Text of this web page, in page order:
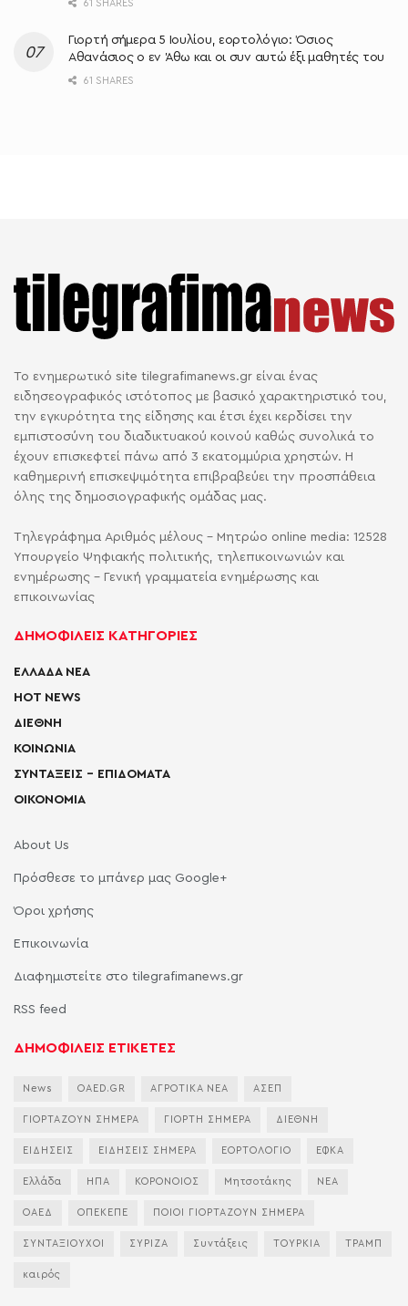
61 SHARES
Γιορτή σήμερα 5 Ιουλίου, εορτολόγιο: Όσιος
Αθανάσιος ο εν Άθω και οι συν αυτώ έξι μαθητές του
61 SHARES
Το ενημερωτικό site tilegrafimanews.gr είναι ένας
ειδησεογραφικός ιστότοπος με βασικό χαρακτηριστικό του,
την εγκυρότητα της είδησης και έτσι έχει κερδίσει την
εμπιστοσύνη του διαδικτυακού κοινού καθώς συνολικά το
έχουν επισκεφτεί πάνω από 3 εκατομμύρια χρηστών. Η
καθημερινή επισκεψιμότητα επιβραβεύει την προσπάθεια
όλης της δημοσιογραφικής ομάδας μας.
Τηλεγράφημα Αριθμός μέλους - Μητρώο online media: 12528
Υπουργείο Ψηφιακής πολιτικής, τηλεπικοινωνιών και
ενημέρωσης - Γενική γραμματεία ενημέρωσης και
επικοινωνίας
ΔΗΜΟΦΙΛΕΙΣ ΚΑΤΗΓΟΡΙΕΣ
ΕΛΛΑΔΑ ΝΕΑ
HOT NEWS
ΔΙΕΘΝΗ
ΚΟΙΝΩΝΙΑ
ΣΥΝΤΑΞΕΙΣ – ΕΠΙΔΟΜΑΤΑ
ΟΙΚΟΝΟΜΙΑ
About Us
Πρόσθεσε το μπάνερ μας Google+
Όροι χρήσης
Επικοινωνία
Διαφημιστείτε στο tilegrafimanews.gr
RSS feed
ΔΗΜΟΦΙΛΕΙΣ ΕΤΙΚΕΤΕΣ
News OAED.GR ΑΓΡΟΤΙΚΑ ΝΕΑ ΑΣΕΠ
ΓΙΟΡΤΑΖΟΥΝ ΣΗΜΕΡΑ ΓΙΟΡΤΗ ΣΗΜΕΡΑ ΔΙΕΘΝΗ
ΕΙΔΗΣΕΙΣ ΕΙΔΗΣΕΙΣ ΣΗΜΕΡΑ ΕΟΡΤΟΛΟΓΙΟ ΕΦΚΑ
Ελλάδα ΗΠΑ ΚΟΡΟΝΟΙΟΣ Μητσοτάκης ΝΕΑ
ΟΑΕΔ ΟΠΕΚΕΠΕ ΠΟΙΟΙ ΓΙΟΡΤΑΖΟΥΝ ΣΗΜΕΡΑ
ΣΥΝΤΑΞΙΟΥΧΟΙ ΣΥΡΙΖΑ Συντάξεις ΤΟΥΡΚΙΑ ΤΡΑΜΠ
καιρός